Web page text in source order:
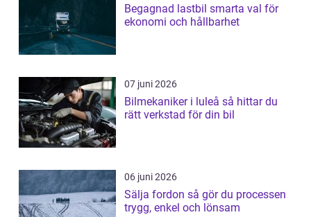
Begagnad lastbil smarta val för
ekonomi och hållbarhet
07 juni 2026
Bilmekaniker i luleå så hittar du
rätt verkstad för din bil
06 juni 2026
Sälja fordon så gör du processen
trygg, enkel och lönsam